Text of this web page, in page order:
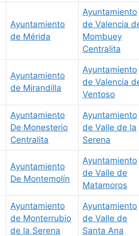
Ayuntamiento
de Mérida
Ayuntamiento
de Valencia
Mombuey
Centralita
Ayuntamiento
de Mirandilla
Ayuntamiento
de Valencia
Ventoso
Ayuntamiento
De Monesterio
Centralita
Ayuntamiento
de Valle de la
Serena
Ayuntamiento
De Montemolín
Ayuntamiento
de Valle de
Matamoros
Ayuntamiento
de Monterrubio
de la Serena
Ayuntamiento
de Valle de
Santa Ana